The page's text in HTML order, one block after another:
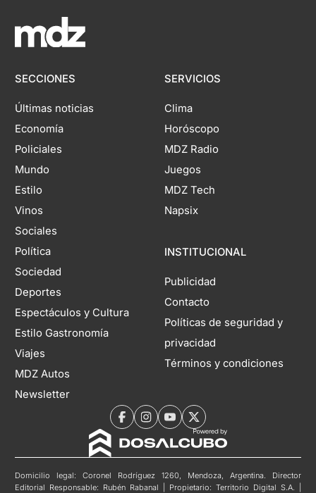
SECCIONES
Últimas noticias
Economía
Policiales
Mundo
Estilo
Vinos
Sociales
Política
Sociedad
Deportes
Espectáculos y Cultura
Estilo Gastronomía
Viajes
MDZ Autos
Newsletter
SERVICIOS
Clima
Horóscopo
MDZ Radio
Juegos
MDZ Tech
Napsix
INSTITUCIONAL
Publicidad
Contacto
Políticas de seguridad y
privacidad
Términos y condiciones
Domicilio legal: Coronel Rodríguez 1260, Mendoza, Argentina. Director
Editorial Responsable: Rubén Rabanal | Propietario: Territorio Digital S.A. |